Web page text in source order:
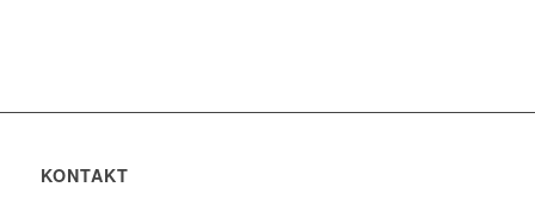
KONTAKT